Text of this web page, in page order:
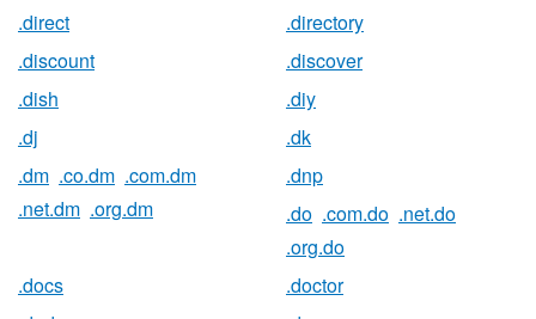
.direct
.directory
.discount
.discover
.dish
.diy
.dj
.dk
.dm .co.dm .com.dm
.net.dm .org.dm
.dnp
.do .com.do .net.do
.org.do
.docs
.doctor